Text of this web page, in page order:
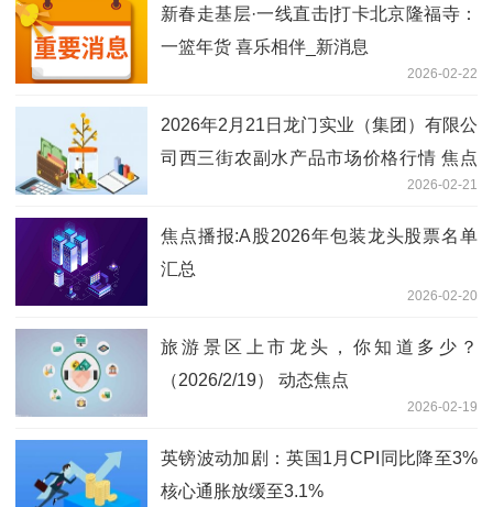
新春走基层·一线直击|打卡北京隆福寺：
一篮年货 喜乐相伴_新消息
2026-02-22
2026年2月21日龙门实业（集团）有限公
司西三街农副水产品市场价格行情 焦点
2026-02-21
焦点播报:A股2026年包装龙头股票名单
汇总
2026-02-20
旅游景区上市龙头，你知道多少？
（2026/2/19） 动态焦点
2026-02-19
英镑波动加剧：英国1月CPI同比降至3%
核心通胀放缓至3.1%